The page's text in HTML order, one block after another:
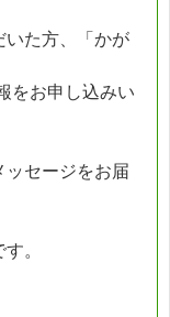
いた方、「かが
をお申し込みい
ッセージをお届
。